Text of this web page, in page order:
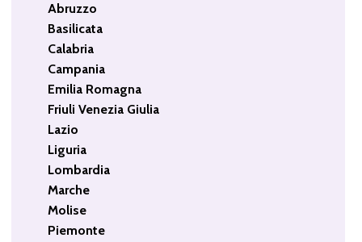
Abruzzo
Basilicata
Calabria
Campania
Emilia Romagna
Friuli Venezia Giulia
Lazio
Liguria
Lombardia
Marche
Molise
Piemonte